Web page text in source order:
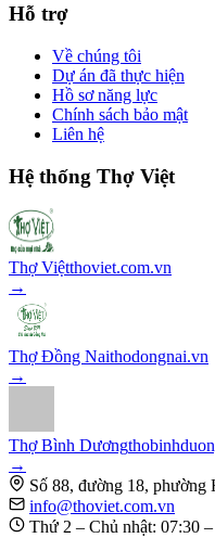
Hỗ trợ
Về chúng tôi
Dự án đã thực hiện
Hồ sơ năng lực
Chính sách bảo mật
Liên hệ
Hệ thống Thợ Việt
Thợ Việtthoviet.com.vn
→
Thợ Đồng Naithodongnai.vn
→
Thợ Bình Dương
→
Số 88, đường 18,
info@thoviet.com.vn
Thứ 2 – Chủ nhật: 07:30